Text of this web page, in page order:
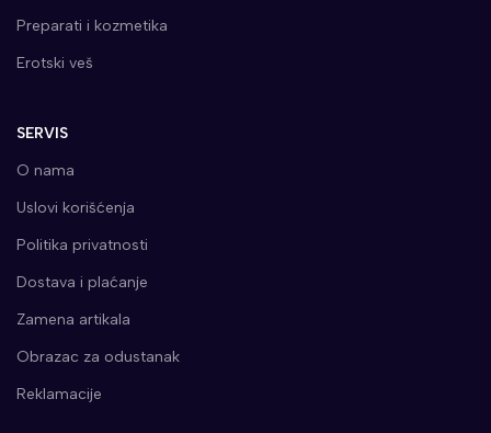
Preparati i kozmetika
Erotski veš
SERVIS
O nama
Uslovi korišćenja
Politika privatnosti
Dostava i plaćanje
Zamena artikala
Obrazac za odustanak
Reklamacije